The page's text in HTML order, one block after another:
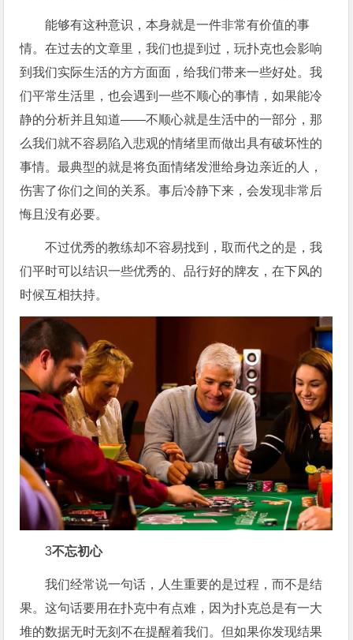
能够有这种意识，本身就是一件非常有价值的事
情。在过去的文章里，我们也提到过，玩扑克也会影响
到我们实际生活的方方面面，给我们带来一些好处。我
们平常生活里，也会遇到一些不顺心的事情，如果能冷
静的分析并且知道——不顺心就是生活中的一部分，那
么我们就不容易陷入悲观的情绪里而做出具有破坏性的
事情。最典型的就是将负面情绪发泄给身边亲近的人，
伤害了你们之间的关系。事后冷静下来，会发现非常后
悔且没有必要。
不过优秀的教练却不容易找到，取而代之的是，我
们平时可以结识一些优秀的、品行好的牌友，在下风的
时候互相扶持。
3不忘初心
我们经常说一句话，人生重要的是过程，而不是结
果。这句话要用在扑克中有点难，因为扑克总是有一大
堆的数据无时无刻不在提醒着我们。但如果你发现结果